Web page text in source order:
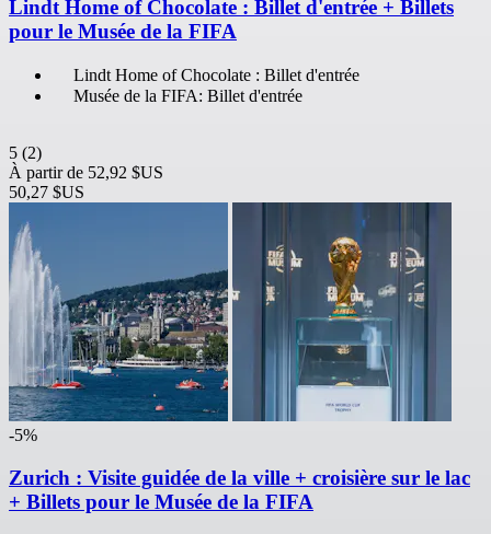
Lindt Home of Chocolate : Billet d'entrée + Billets
pour le Musée de la FIFA
Lindt Home of Chocolate : Billet d'entrée
Musée de la FIFA: Billet d'entrée
5 (2)
À partir de 52,92 $US
50,27 $US
-5%
Zurich : Visite guidée de la ville + croisière sur le lac
+ Billets pour le Musée de la FIFA